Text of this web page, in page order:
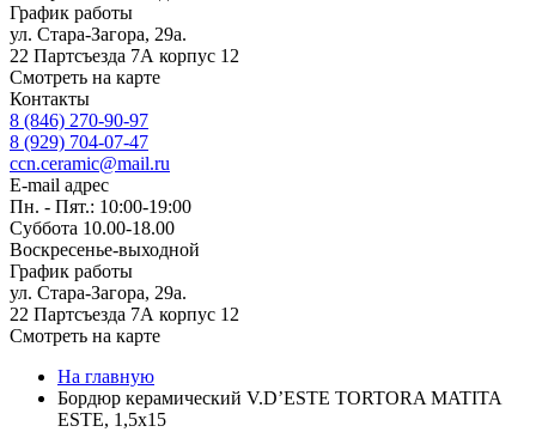
График работы
ул. Стара-Загора, 29а.
22 Партсъезда 7А корпус 12
Смотреть на карте
Контакты
8 (846) 270-90-97
8 (929) 704-07-47
ccn.ceramic@mail.ru
E-mail адрес
Пн. - Пят.: 10:00-19:00
Суббота 10.00-18.00
Воскресенье-выходной
График работы
ул. Стара-Загора, 29а.
22 Партсъезда 7А корпус 12
Смотреть на карте
На главную
Бордюр керамический V.D’ESTE TORTORA MATITA
ESTE, 1,5x15